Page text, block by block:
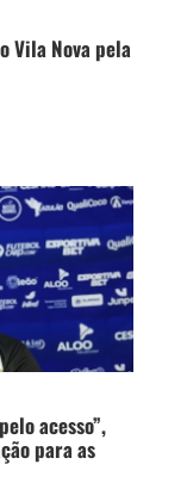
Vila Nova pela
acesso”,
para as